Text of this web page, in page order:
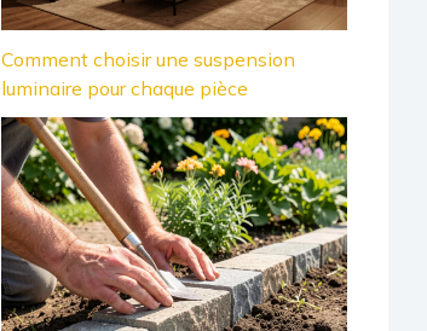
Comment choisir une suspension
luminaire pour chaque pièce